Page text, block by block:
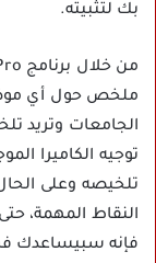
بك لتثبيته.
ملخص حول أي
الجامعات وتريد
توجيه الكاميرا
تلخيصه وعلى
النقاط المهمة،
فإنه سبيساعدك